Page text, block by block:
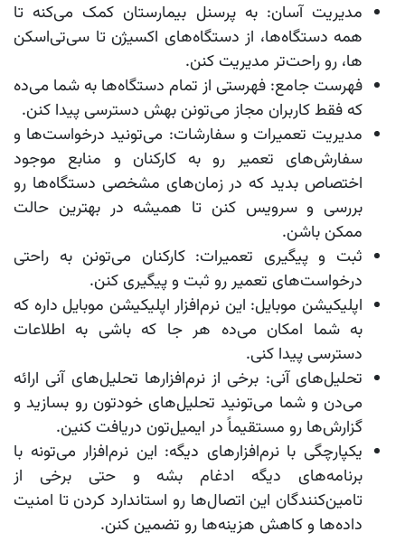
مدیریت آسان: به پرسنل بیمارستان کمک می‌کنه تا
همه دستگاه‌ها، از دستگاه‌های اکسیژن تا سی‌تی‌اسکن
ها، رو راحت‌تر مدیریت کنن.
فهرست جامع: فهرستی از تمام دستگاه‌ها به شما می‌ده
که فقط کاربران مجاز می‌تونن بهش دسترسی پیدا کنن.
مدیریت تعمیرات و سفارشات: می‌تونید درخواست‌ها و
سفارش‌های تعمیر رو به کارکنان و منابع موجود
اختصاص بدید که در زمان‌های مشخصی دستگاه‌ها رو
بررسی و سرویس کنن تا همیشه در بهترین حالت
ممکن باشن.
ثبت و پیگیری تعمیرات: کارکنان می‌تونن به راحتی
درخواست‌های تعمیر رو ثبت و پیگیری کنن.
اپلیکیشن موبایل: این نرم‌افزار اپلیکیشن موبایل داره که
به شما امکان می‌ده هر جا که باشی به اطلاعات
دسترسی پیدا کنی.
تحلیل‌های آنی: برخی از نرم‌افزارها تحلیل‌های آنی ارائه
می‌دن و شما می‌تونید تحلیل‌های خودتون رو بسازید و
گزارش‌ها رو مستقیماً در ایمیل‌تون دریافت کنین.
یکپارچگی با نرم‌افزارهای دیگه: این نرم‌افزار می‌تونه با
برنامه‌های دیگه ادغام بشه و حتی برخی از
تامین‌کنندگان این اتصال‌ها رو استاندارد کردن تا امنیت
داده‌ها و کاهش هزینه‌ها رو تضمین کنن.